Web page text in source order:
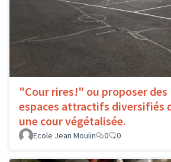
"Cour rires!" ou proposer des
espaces attractifs diversifiés
une cour végétalisée.
Ecole Jean Moulin 0 0